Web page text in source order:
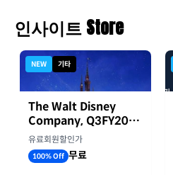
인사이트 Store
NEW 기타
The Walt Disney
Company, Q3FY2026
실적자료
유료회원할인가
100% Off 무료